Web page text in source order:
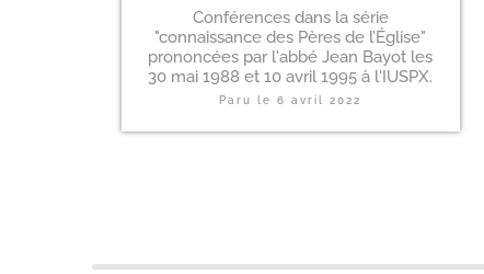
Conférences dans la série
"connaissance des Pères de l’Église"
prononcées par l'abbé Jean Bayot les
30 mai 1988 et 10 avril 1995 à l'IUSPX.
Paru le6 avril 2022